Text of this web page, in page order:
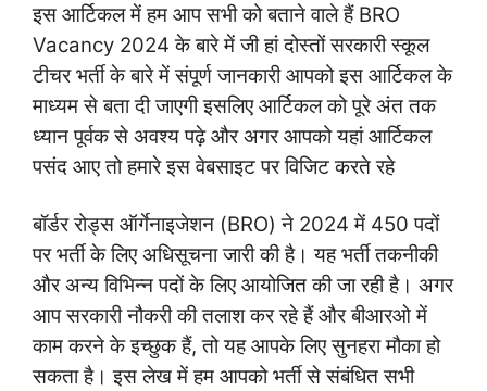
इस आर्टिकल में हम आप सभी को बताने वाले हैं BRO
Vacancy 2024 के बारे में जी हां दोस्तों सरकारी स्कूल
टीचर भर्ती के बारे में संपूर्ण जानकारी आपको इस आर्टिकल के
माध्यम से बता दी जाएगी इसलिए आर्टिकल को पूरे अंत तक
ध्यान पूर्वक से अवश्य पढ़े और अगर आपको यहां आर्टिकल
पसंद आए तो हमारे इस वेबसाइट पर विजिट करते रहे
बॉर्डर रोड्स ऑर्गेनाइजेशन (BRO) ने 2024 में 450 पदों
पर भर्ती के लिए अधिसूचना जारी की है। यह भर्ती तकनीकी
और अन्य विभिन्न पदों के लिए आयोजित की जा रही है। अगर
आप सरकारी नौकरी की तलाश कर रहे हैं और बीआरओ में
काम करने के इच्छुक हैं, तो यह आपके लिए सुनहरा मौका हो
सकता है। इस लेख में हम आपको भर्ती से संबंधित सभी